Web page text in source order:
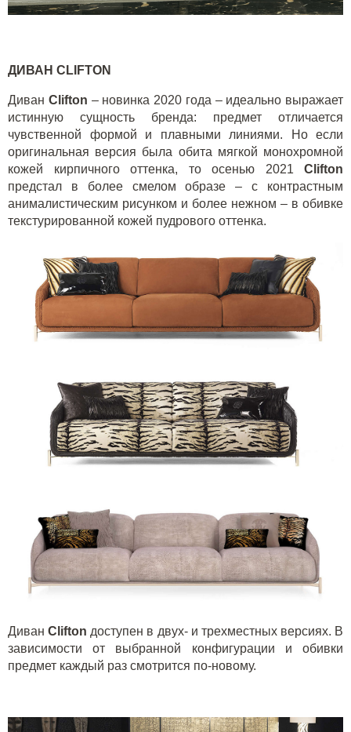
ДИВАН CLIFTON
Диван Clifton – новинка 2020 года – идеально выражает
истинную сущность бренда: предмет отличается
чувственной формой и плавными линиями. Но если
оригинальная версия была обита мягкой монохромной
кожей кирпичного оттенка, то осенью 2021 Clifton
предстал в более смелом образе – с контрастным
анималистическим рисунком и более нежном – в обивке
текстурированной кожей пудрового оттенка.
ДиванClifton доступен в двух- и трехместных версиях. В
зависимости от выбранной конфигурации и обивки
предмет каждый раз смотрится по-новому.